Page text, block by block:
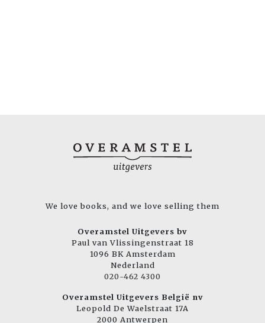
We love books, and we love selling them
Overamstel Uitgevers bv
Paul van Vlissingenstraat 18
1096 BK Amsterdam
Nederland
020-462 4300
Overamstel Uitgevers België nv
Leopold De Waelstraat 17A
2000 Antwerpen